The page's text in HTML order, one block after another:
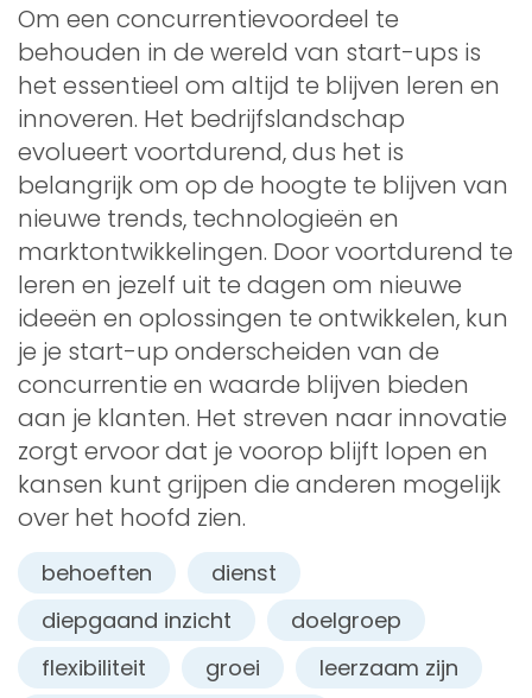
Om een concurrentievoordeel te
behouden in de wereld van start-ups is
het essentieel om altijd te blijven leren en
innoveren. Het bedrijfslandschap
evolueert voortdurend, dus het is
belangrijk om op de hoogte te blijven van
nieuwe trends, technologieën en
marktontwikkelingen. Door voortdurend te
leren en jezelf uit te dagen om nieuwe
ideeën en oplossingen te ontwikkelen, kun
je je start-up onderscheiden van de
concurrentie en waarde blijven bieden
aan je klanten. Het streven naar innovatie
zorgt ervoor dat je voorop blijft lopen en
kansen kunt grijpen die anderen mogelijk
over het hoofd zien.
behoeften
dienst
diepgaand inzicht
doelgroep
flexibiliteit
groei
leerzaam zijn